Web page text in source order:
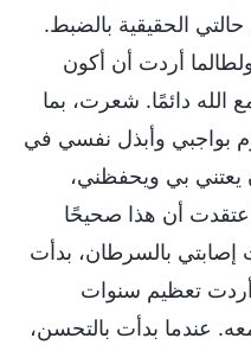
الحقيقية بالضبط.
أردت أن أكون
الله دائمًا. شعرت، بما
بواجبي وأبذل نفسي في
يعتني بي ويحفظني،
أن هذا صحيحًا
بالسرطان، بدأت
تعظيم سنوات
عندما بدأت بالتحسن،